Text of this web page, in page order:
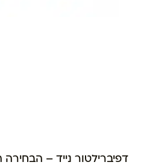
דפיברילטור נייד –